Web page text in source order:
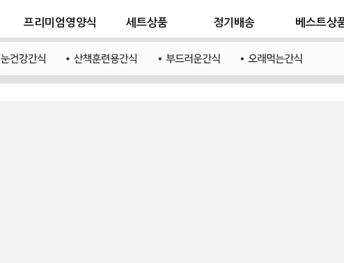
프리미엄영양식 세트상품 정기배송 베스트상